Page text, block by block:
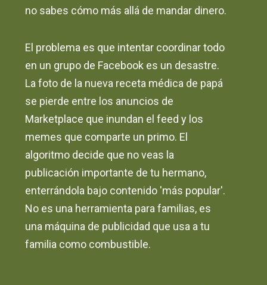
no sabes cómo más allá de mandar dinero.
El problema es que intentar coordinar todo
en un grupo de Facebook es un desastre.
La foto de la nueva receta médica de papá
se pierde entre los anuncios de
Marketplace que inundan el feed y los
memes que comparte un primo. El
algoritmo decide que no veas la
publicación importante de tu hermano,
enterrándola bajo contenido 'más popular'.
No es una herramienta para familias, es
una máquina de publicidad que usa a tu
familia como combustible.